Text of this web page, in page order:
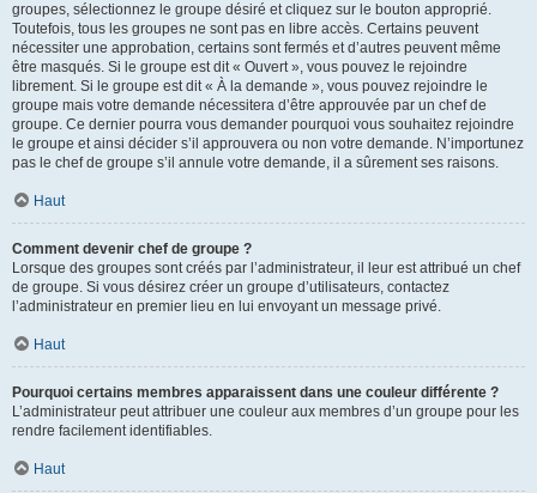
groupes, sélectionnez le groupe désiré et cliquez sur le bouton approprié.
Toutefois, tous les groupes ne sont pas en libre accès. Certains peuvent
nécessiter une approbation, certains sont fermés et d’autres peuvent même
être masqués. Si le groupe est dit « Ouvert », vous pouvez le rejoindre
librement. Si le groupe est dit « À la demande », vous pouvez rejoindre le
groupe mais votre demande nécessitera d’être approuvée par un chef de
groupe. Ce dernier pourra vous demander pourquoi vous souhaitez rejoindre
le groupe et ainsi décider s’il approuvera ou non votre demande. N’importunez
pas le chef de groupe s’il annule votre demande, il a sûrement ses raisons.
Haut
Comment devenir chef de groupe ?
Lorsque des groupes sont créés par l’administrateur, il leur est attribué un chef
de groupe. Si vous désirez créer un groupe d’utilisateurs, contactez
l’administrateur en premier lieu en lui envoyant un message privé.
Haut
Pourquoi certains membres apparaissent dans une couleur différente ?
L’administrateur peut attribuer une couleur aux membres d’un groupe pour les
rendre facilement identifiables.
Haut